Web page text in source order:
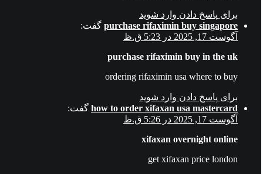
برای پاسخ دادن وارد شوید
purchase rifaximin buy singapore گفت:
آگوست 17, 2025 در 5:23 ق.ظ
purchase rifaximin buy in the uk
ordering rifaximin usa where to buy
برای پاسخ دادن وارد شوید
how to order xifaxan usa mastercard گفت:
آگوست 17, 2025 در 5:26 ق.ظ
xifaxan overnight online
get xifaxan price london